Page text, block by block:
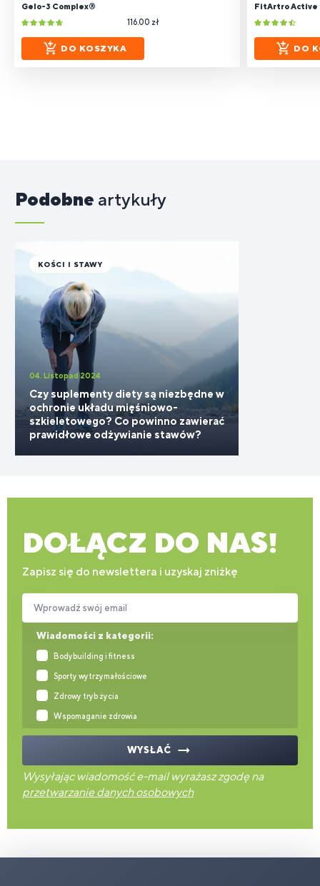
Gelo-3 Complex®
116.00 zł
DO KOSZYKA
FitArtro Active
DO
Podobne artykuły
04. Listopad 2024
Czy suplementy diety są niezbędne w
ochronie układu mięśniowo-
szkieletowego? Co powinno zawierać
prawidłowe odżywianie stawów?
KOŚCI I STAWY
DOŁĄCZ DO NAS!
Zapisz się do newslettera i uzyskaj zniżkę
Wiadomości z kategorii:
Bodybuilding i fitness
Sporty wytrzymałościowe
Zdrowy tryb życia
Wspomaganie zdrowia
Wprowadź swój email
WYSŁAĆ
Wysyłając wiadomość e-mail wyrażasz zgodę na
przetwarzanie danych osobowych